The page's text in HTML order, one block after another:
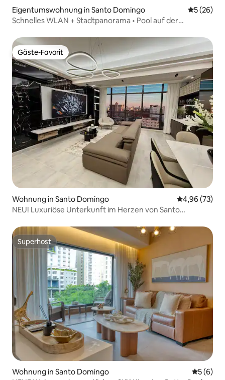
Eigentumswohnung in Santo Domingo
5 (26)
Schnelles WLAN + Stadtpanorama • Pool auf der
Gäste-Favorit
Gäste-Favorit
Wohnung in Santo Domingo
4,96 (73)
NEU! Luxuriöse Unterkunft im Herzen von Santo
Superhost
Superhost
Wohnung in Santo Domingo
5 (6)